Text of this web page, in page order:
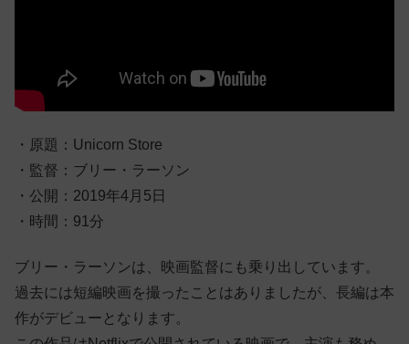
・原題：Unicorn Store
・監督：ブリー・ラーソン
・公開：2019年4月5日
・時間：91分
ブリー・ラーソンは、映画監督にも乗り出しています。
過去には短編映画を撮ったことはありましたが、長編は本
作がデビューとなります。